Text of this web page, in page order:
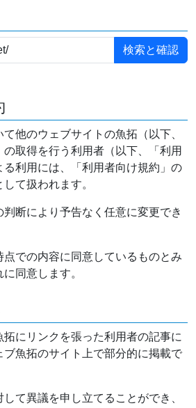
て他のウェブサイトの魚拓（以下、
の取得を行う利用者（以下、「利用
利用には、「利用者向け規約」の
て扱われます。
断により予告なく任意に変更でき
での内容に同意しているものとみ
同意します。
にリンクを張った利用者の記事に
魚拓のサイト上で部分的に掲載で
て異議を申し立てることができ、